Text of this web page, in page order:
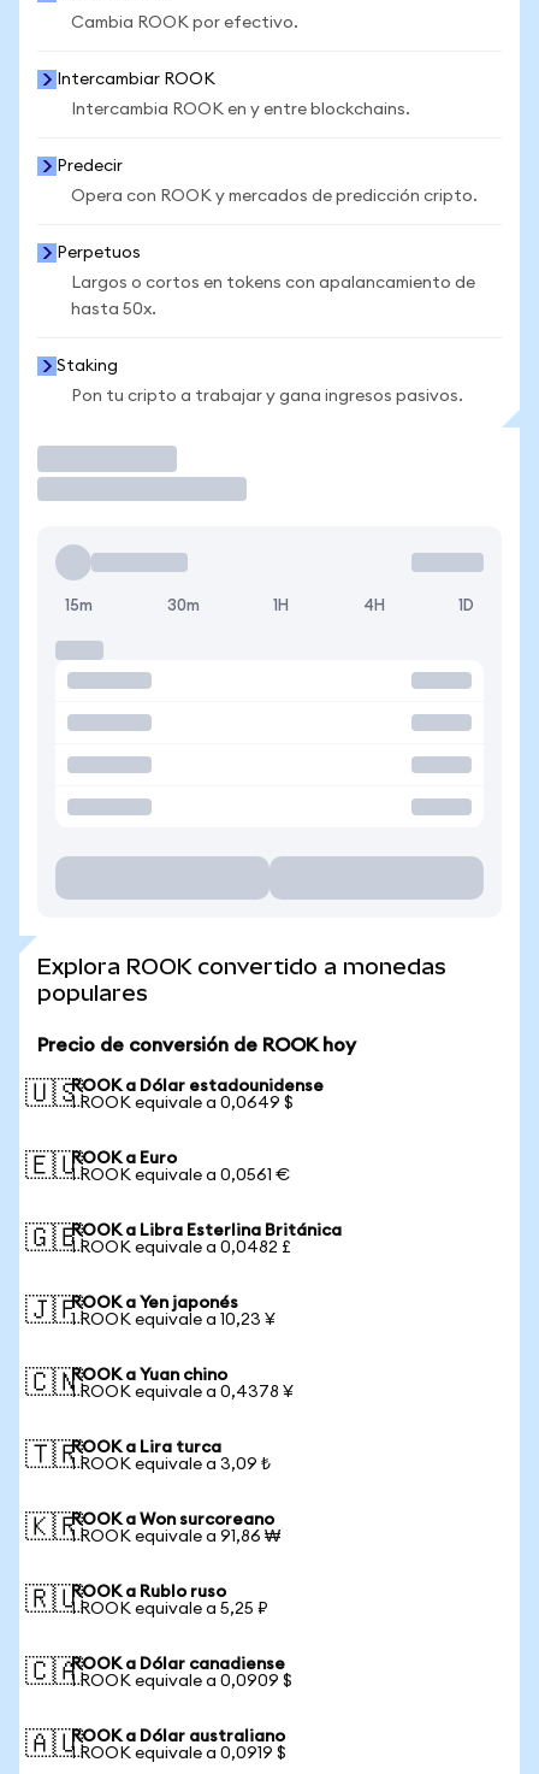
Cambia ROOK por efectivo.
Intercambiar ROOK
Intercambia ROOK en y entre blockchains.
Predecir
Opera con ROOK y mercados de predicción cripto.
Perpetuos
Largos o cortos en tokens con apalancamiento de
hasta 50x.
Staking
Pon tu cripto a trabajar y gana ingresos pasivos.
15m 30m 1H 4H 1D
Explora ROOK convertido a monedas
populares
Precio de conversión de ROOK hoy
🇺🇸ROOK a Dólar estadounidense
1 ROOK equivale a 0,0649 $
🇪🇺ROOK a Euro
1 ROOK equivale a 0,0561 €
🇬🇧ROOK a Libra Esterlina Británica
1 ROOK equivale a 0,0482 £
🇯🇵ROOK a Yen japonés
1 ROOK equivale a 10,23 ¥
🇨🇳ROOK a Yuan chino
1 ROOK equivale a 0,4378 ¥
🇹🇷ROOK a Lira turca
1 ROOK equivale a 3,09 ₺
🇰🇷ROOK a Won surcoreano
1 ROOK equivale a 91,86 ₩
🇷🇺ROOK a Rublo ruso
1 ROOK equivale a 5,25 ₽
🇨🇦ROOK a Dólar canadiense
1 ROOK equivale a 0,0909 $
🇦🇺ROOK a Dólar australiano
1 ROOK equivale a 0,0919 $